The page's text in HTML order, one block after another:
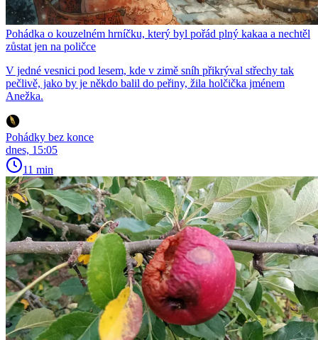
Pohádka o kouzelném hrníčku, který byl pořád plný kakaa a nechtěl
zůstat jen na poličce
V jedné vesnici pod lesem, kde v zimě sníh přikrýval střechy tak
pečlivě, jako by je někdo balil do peřiny, žila holčička jménem
Anežka.
Pohádky bez konce
dnes, 15:05
11 min